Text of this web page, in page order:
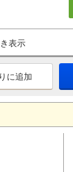
表示
に追加